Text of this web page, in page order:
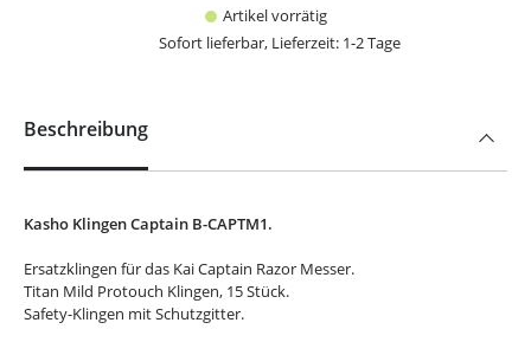
Artikel vorrätig
Sofort lieferbar, Lieferzeit: 1-2 Tage
Beschreibung
Kasho Klingen Captain B-CAPTM1.
Ersatzklingen für das Kai Captain Razor Messer.
Titan Mild Protouch Klingen, 15 Stück.
Safety-Klingen mit Schutzgitter.